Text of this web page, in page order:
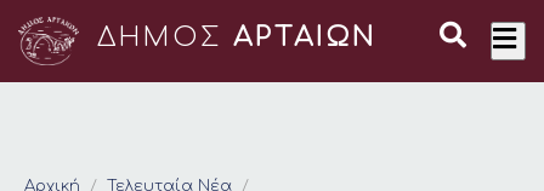
ΔΗΜΟΣ ΑΡΤΑΙΩΝ
Αρχική
Τελευταία Νέα